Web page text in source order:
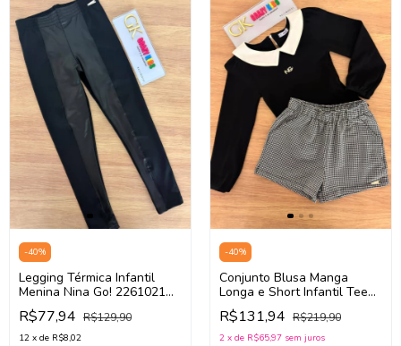
-40%
Legging Térmica Infantil
Menina Nina Go! 2261021
(Preto)
R$77,94 R$129,90
12 x de R$8,02
-40%
Conjunto Blusa Manga
Longa e Short Infantil Teen
Menina Nina Go! 2261026
(Preto/Cinza)
R$131,94 R$219,90
2 x de R$65,97 sem juros